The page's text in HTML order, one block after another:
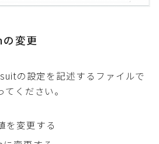
変更
の設定を記述するファイルで
ください。
を変更する